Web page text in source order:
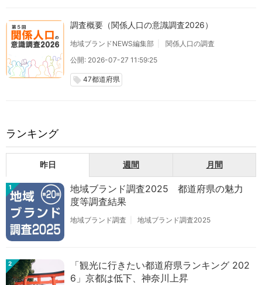
調査概要（関係人口の意識調査2026）
地域ブランドNEWS編集部
関係人口の調査
公開: 2026-07-27 11:59:25
local_offer 47都道府県
ランキング
昨日 週間 月間
1
地域ブランド調査2025 都道府県の魅力
度等調査結果
地域ブランド調査 地域ブランド調査2025
2
「観光に行きたい都道府県ランキング 202
6」京都は低下、神奈川上昇